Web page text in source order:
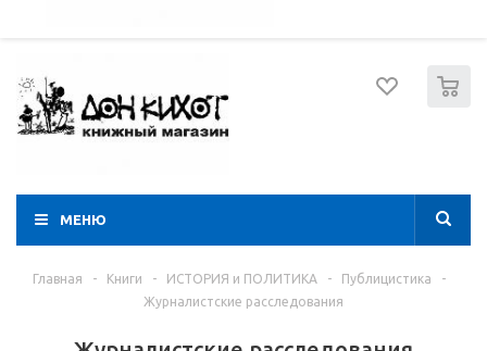
МЕНЮ
Главная - Книги - ИСТОРИЯ и ПОЛИТИКА - Публицистика
-
Журналистские расследования